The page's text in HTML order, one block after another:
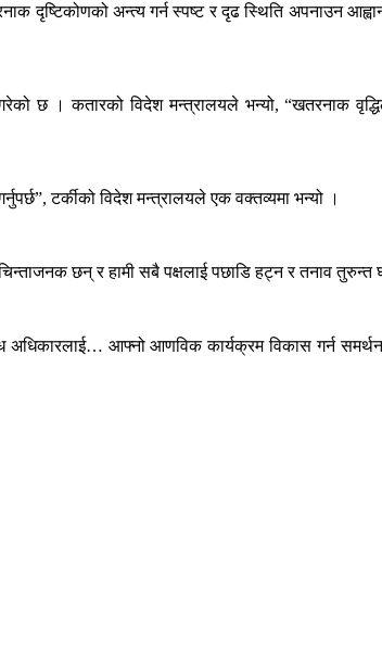
दृष्टिकोणको अन्त्य गर्न स्पष्ट र दृढ स्थिति अपनाउन
छ । कतारको विदेश मन्त्रालयले भन्यो, “खतरनाक
टर्कीको विदेश मन्त्रालयले एक वक्तव्यमा भन्यो ।
छन् र हामी सबै पक्षलाई पछाडि हट्न र तनाव तुरुन्त
अधिकारलाई… आफ्नो आणविक कार्यक्रम विकास गर्न